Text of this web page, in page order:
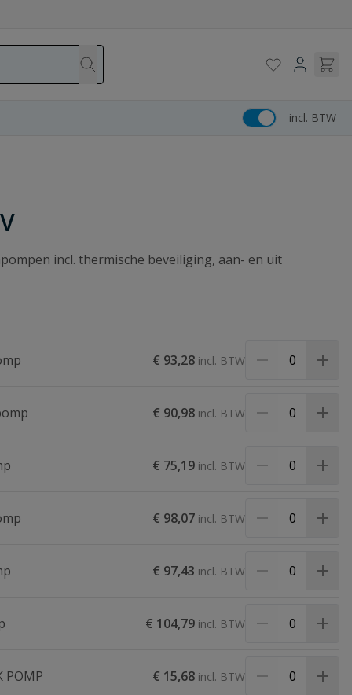
incl. BTW
incl. thermische beveiliging, aan- en uit
€ 93,28
€ 90,98
€ 75,19
€ 98,07
€ 97,43
€ 104,79
POMP € 15,68